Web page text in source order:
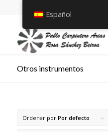
Otros instrumentos
Ordenar por Por defecto
Español